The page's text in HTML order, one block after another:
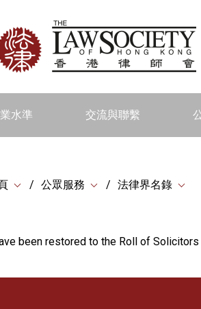
水準 交流與聯繫
公眾服務 法律界名錄
been restored to the Roll of